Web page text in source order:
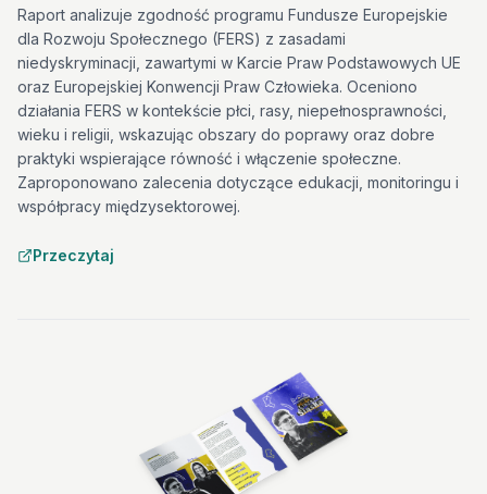
Raport analizuje zgodność programu Fundusze Europejskie
dla Rozwoju Społecznego (FERS) z zasadami
niedyskryminacji, zawartymi w Karcie Praw Podstawowych UE
oraz Europejskiej Konwencji Praw Człowieka. Oceniono
działania FERS w kontekście płci, rasy, niepełnosprawności,
wieku i religii, wskazując obszary do poprawy oraz dobre
praktyki wspierające równość i włączenie społeczne.
Zaproponowano zalecenia dotyczące edukacji, monitoringu i
współpracy międzysektorowej.
Przeczytaj